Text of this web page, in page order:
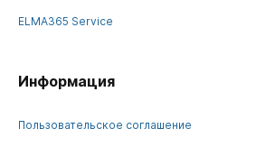
ELMA365 Service
Информация
Пользовательское соглашение